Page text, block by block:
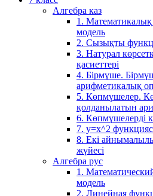
Алгебра каз
1.
модель
2. Сызықты
3. Натурал
қасиеттері
4. Бірмүше.
арифметикалық
5. Көпмүшелер.
қолданылатын
6. Көпмүшелерді
7. у=х^2
8. Екі
жүйесі
Алгебра рус
1.
модель
2. Линейная